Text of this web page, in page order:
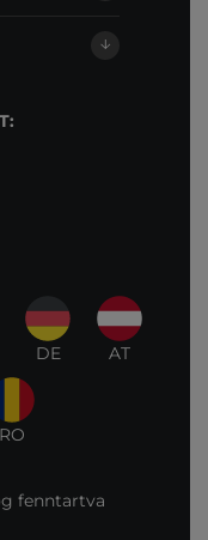
DE AT
RO
fenntartva